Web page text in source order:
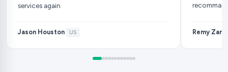
services again
Jason Houston· US Remy Zarb